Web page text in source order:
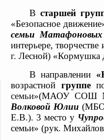
В старшей
«Безопасное
семьи Матафоновых
интерьере,
г. Лесной) «Кормушка
В направлении
возрастной группе
семьи»(МАОУ СОШ
Волковой Юлии
Е.В.). 3 место у
семьи» (рук.